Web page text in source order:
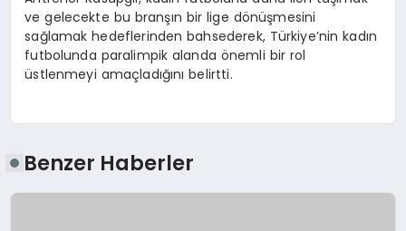
ve gelecekte bu branşın bir lige dönüşmesini
sağlamak hedeflerinden bahsederek, Türkiye’nin kadın
futbolunda paralimpik alanda önemli bir rol
üstlenmeyi amaçladığını belirtti.
Benzer Haberler